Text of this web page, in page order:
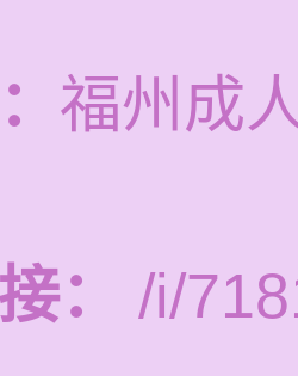
福州成
：
/i/